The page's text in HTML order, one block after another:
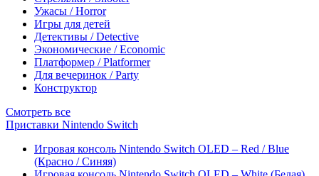
Ужасы / Horror
Игры для детей
Детективы / Detective
Экономические / Economic
Платформер / Platformer
Для вечеринок / Party
Конструктор
Смотреть все
Приставки Nintendo Switch
Игровая консоль Nintendo Switch OLED – Red / Blue
(Красно / Синяя)